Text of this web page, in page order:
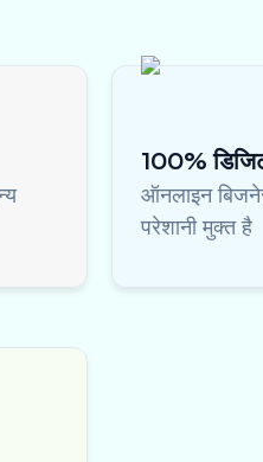
100%
ऑनलाइन
परेशानी मुक्त है